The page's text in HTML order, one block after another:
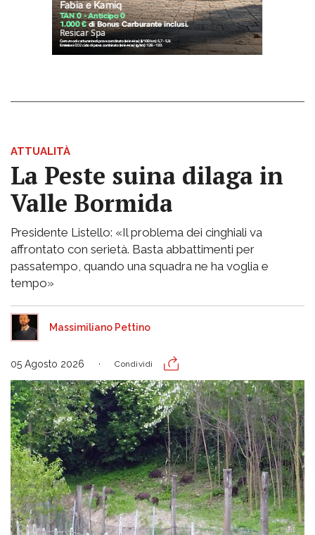
ATTUALITÀ
La Peste suina dilaga in
Valle Bormida
Presidente Listello: «Il problema dei cinghiali va
affrontato con serietà. Basta abbattimenti per
passatempo, quando una squadra ne ha voglia e
tempo»
Massimiliano Pettino
05 Agosto 2026 Condividi